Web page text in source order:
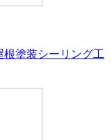
塗装シーリング工